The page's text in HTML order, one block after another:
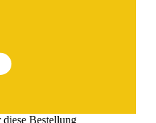
Bestellung